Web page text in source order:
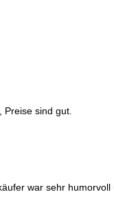
sind gut.
war sehr